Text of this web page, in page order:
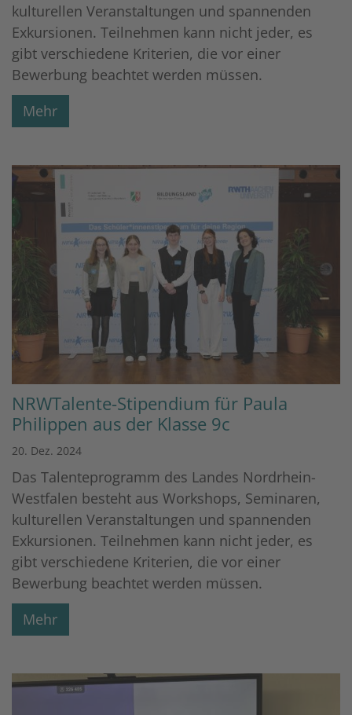
kulturellen Veranstaltungen und spannenden
Exkursionen. Teilnehmen kann nicht jeder, es
gibt verschiedene Kriterien, die vor einer
Bewerbung beachtet werden müssen.
Mehr
NRWTalente-Stipendium für Paula
Philippen aus der Klasse 9c
20. Dez. 2024
Das Talenteprogramm des Landes Nordrhein-
Westfalen besteht aus Workshops, Seminaren,
kulturellen Veranstaltungen und spannenden
Exkursionen. Teilnehmen kann nicht jeder, es
gibt verschiedene Kriterien, die vor einer
Bewerbung beachtet werden müssen.
Mehr